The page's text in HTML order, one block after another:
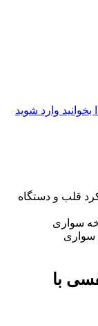
وارد شوید
قلب و دستگاه
سواری
با